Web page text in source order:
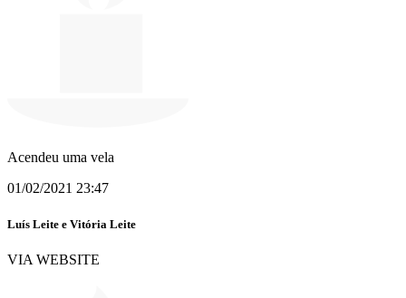
Acendeu uma vela
01/02/2021 23:47
Luís Leite e Vitória Leite
VIA WEBSITE